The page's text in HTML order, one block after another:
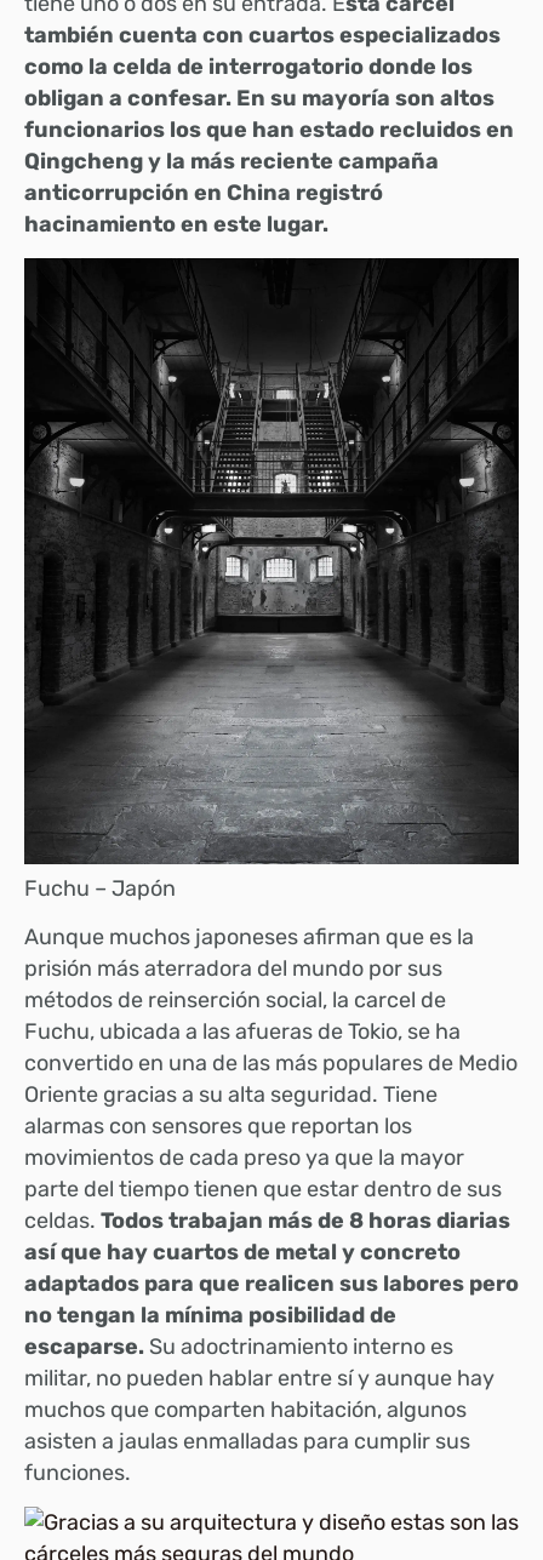
también cuenta con cuartos especializados
como la celda de interrogatorio donde los
obligan a confesar. En su mayoría son altos
funcionarios los que han estado recluidos en
Qingcheng y la más reciente campaña
anticorrupción en China registró
hacinamiento en este lugar.
Fuchu – Japón
Aunque muchos japoneses afirman que es la
prisión más aterradora del mundo por sus
métodos de reinserción social, la carcel de
Fuchu, ubicada a las afueras de Tokio, se ha
convertido en una de las más populares de Medio
Oriente gracias a su alta seguridad. Tiene
alarmas con sensores que reportan los
movimientos de cada preso ya que la mayor
parte del tiempo tienen que estar dentro de sus
celdas. Todos trabajan más de 8 horas diarias
así que hay cuartos de metal y concreto
adaptados para que realicen sus labores pero
no tengan la mínima posibilidad de
escaparse. Su adoctrinamiento interno es
militar, no pueden hablar entre sí y aunque hay
muchos que comparten habitación, algunos
asisten a jaulas enmalladas para cumplir sus
funciones.